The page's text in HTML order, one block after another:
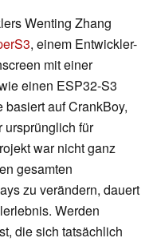
Wenting Zhang
, einem Entwickler-
mit einer
einen ESP32-S3
auf CrankBoy,
ursprünglich für
war nicht ganz
gesamten
zu verändern, dauert
Werden
die sich tatsächlich